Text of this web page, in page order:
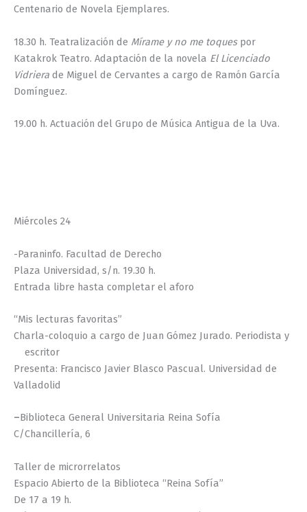
Centenario de Novela Ejemplares.
18.30 h. Teatralización de Mírame y no me toques por
Katakrok Teatro. Adaptación de la novela El Licenciado
Vidriera de Miguel de Cervantes a cargo de Ramón García
Domínguez.
19.00 h. Actuación del Grupo de Música Antigua de la Uva.
Miércoles 24
-Paraninfo. Facultad de Derecho
Plaza Universidad, s/n. 19.30 h.
Entrada libre hasta completar el aforo
“Mis lecturas favoritas”
Charla-coloquio a cargo de Juan Gómez Jurado. Periodista y
escritor
Presenta: Francisco Javier Blasco Pascual. Universidad de
Valladolid
–Biblioteca General Universitaria Reina Sofía
C/Chancillería, 6
Taller de microrrelatos
Espacio Abierto de la Biblioteca “Reina Sofía”
De 17 a 19 h.